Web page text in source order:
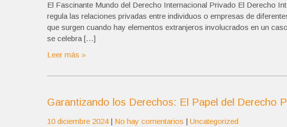
El Fascinante Mundo del Derecho Internacional Privado El Derecho
regula las relaciones privadas entre individuos o empresas de
que surgen cuando hay elementos extranjeros involucrados en un
se celebra […]
Leer más »
Garantizando los Derechos: El Papel del Derecho
10 diciembre 2024 | No hay comentarios | Uncategorized